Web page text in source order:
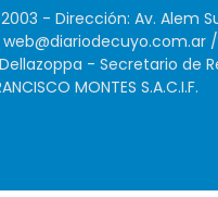
- Dirección: Av. Alem
web@diariodecuyo.com.ar /
- Secretario de
MONTES S.A.C.I.F.